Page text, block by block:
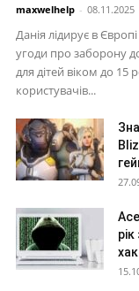
maxwelhelp - 08.11.2025
Данія лідирує в
угоди про заборону
для дітей віком до 15
користувачів...